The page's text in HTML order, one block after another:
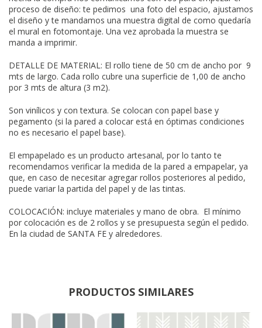
proceso de diseño: te pedimos una foto del espacio, ajustamos
el diseño y te mandamos una muestra digital de como quedaría
el mural en fotomontaje. Una vez aprobada la muestra se
manda a imprimir.
DETALLE DE MATERIAL: El rollo tiene de 50 cm de ancho por 9
mts de largo. Cada rollo cubre una superficie de 1,00 de ancho
por 3 mts de altura (3 m2).
Son vinílicos y con textura. Se colocan con papel base y
pegamento (si la pared a colocar está en óptimas condiciones
no es necesario el papel base).
El empapelado es un producto artesanal, por lo tanto te
recomendamos verificar la medida de la pared a empapelar, ya
que, en caso de necesitar agregar rollos posteriores al pedido,
puede variar la partida del papel y de las tintas.
COLOCACIÓN: incluye materiales y mano de obra. El mínimo
por colocación es de 2 rollos y se presupuesta según el pedido.
En la ciudad de SANTA FE y alrededores.
PRODUCTOS SIMILARES